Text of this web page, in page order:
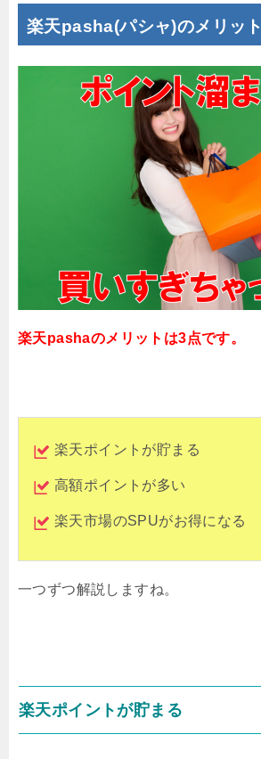
楽天pasha(パシャ)のメリット
楽天pashaのメリットは3点です。
楽天ポイントが貯まる
高額ポイントが多い
楽天市場のSPUがお得になる
一つずつ解説しますね。
楽天ポイントが貯まる